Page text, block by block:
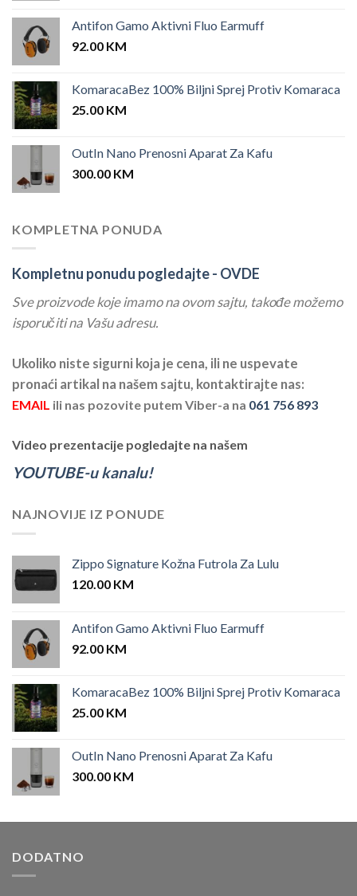
Antifon Gamo Aktivni Fluo Earmuff
92.00 KM
KomaracaBez 100% Biljni Sprej Protiv Komaraca
25.00 KM
OutIn Nano Prenosni Aparat Za Kafu
300.00 KM
KOMPLETNA PONUDA
Kompletnu ponudu pogledajte - OVDE
Sve proizvode koje imamo na ovom sajtu, takođe možemo
isporučiti na Vašu adresu.
Ukoliko niste sigurni koja je cena, ili ne uspevate
pronaći artikal na našem sajtu, kontaktirajte nas:
EMAIL ili nas pozovite putem Viber-a na 061 756 893
Video prezentacije pogledajte na našem
YOUTUBE-u kanalu!
NAJNOVIJE IZ PONUDE
Zippo Signature Kožna Futrola Za Lulu
120.00 KM
Antifon Gamo Aktivni Fluo Earmuff
92.00 KM
KomaracaBez 100% Biljni Sprej Protiv Komaraca
25.00 KM
OutIn Nano Prenosni Aparat Za Kafu
300.00 KM
DODATNO